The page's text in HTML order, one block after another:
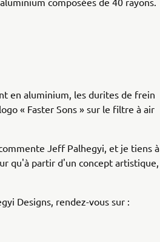
en aluminium, les durites de frein
« Faster Sons » sur le filtre à air
Jeff Palhegyi, et je tiens à
qu'à partir d'un concept artistique,
Designs, rendez-vous sur :